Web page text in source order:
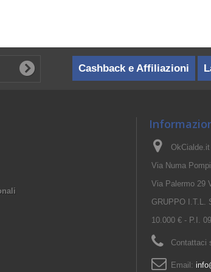
Cashback e Affiliazioni
Via Numa
Via Palermo 29
GRUPPO I.T.L.
10.000 € - P.I.
Contattaci
Email: